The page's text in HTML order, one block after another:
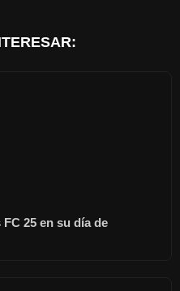
25 en su día de